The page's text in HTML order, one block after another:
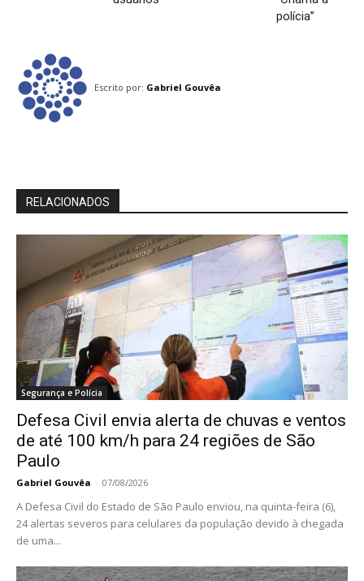
polícia”
Escrito por: Gabriel Gouvêa
RELACIONADOS
Segurança e Polícia
Defesa Civil envia alerta de chuvas e ventos
de até 100 km/h para 24 regiões de São
Paulo
Gabriel Gouvêa - 07/08/2026
A Defesa Civil do Estado de São Paulo enviou, na quinta-feira (6),
24 alertas severos para celulares da população devido à chegada
de uma...